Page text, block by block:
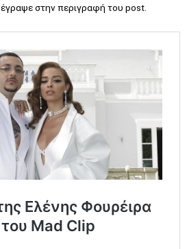
έγραψε στην περιγραφή του post.